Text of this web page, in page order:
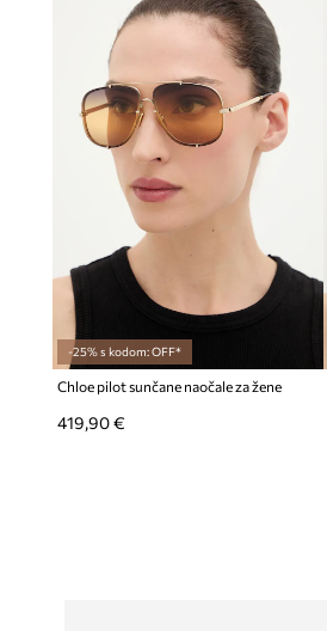
-25% s kodom: OFF*
Chloe pilot sunčane naočale za žene
419,90 €